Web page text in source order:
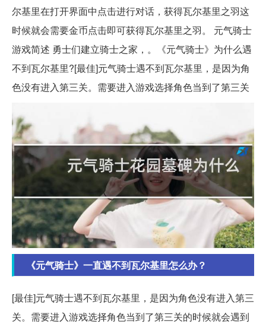
尔基里在打开界面中点击进行对话，获得瓦尔基里之羽这
时候就会需要金币点击即可获得瓦尔基里之羽。 元气骑士
游戏简述 勇士们建立骑士之家，。《元气骑士》为什么遇
不到瓦尔基里?[最佳]元气骑士遇不到瓦尔基里，是因为角
色没有进入第三关。需要进入游戏选择角色当到了第三关
《元气骑士》一直遇不到瓦尔基里怎么办？
[最佳]元气骑士遇不到瓦尔基里，是因为角色没有进入第三
关。需要进入游戏选择角色当到了第三关的时候就会遇到